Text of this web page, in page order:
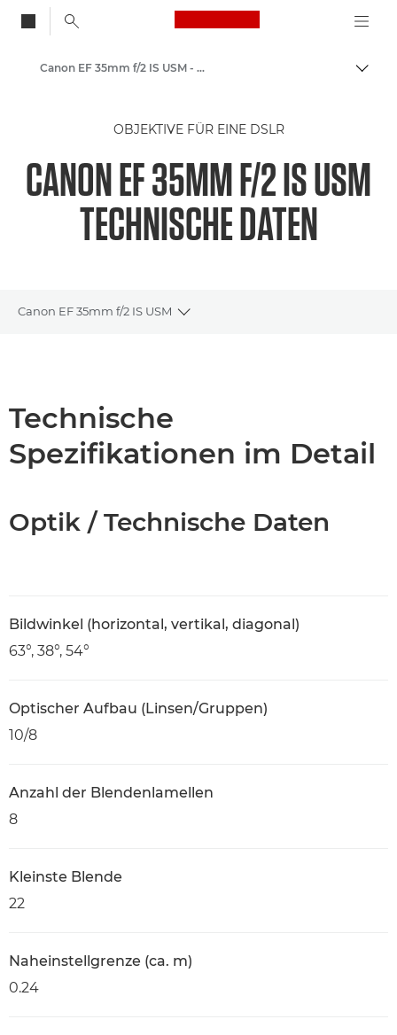
Canon Logo, back
Auf
Canon Kameraobjektive
Canon EF 35mm f/2 IS USM - Objektive – Kamera- & Foto-Objektive
OBJEKTIVE FÜR EINE DSLR
CANON EF 35MM F/2 IS USM
TECHNISCHE DATEN
Canon EF 35mm f/2 IS USM
Toggle breadcrumbs
Technische
Spezifikationen im Detail
Optik / Technische Daten
Bildwinkel (horizontal, vertikal, diagonal)
63°, 38°, 54°
Optischer Aufbau (Linsen/Gruppen)
10/8
Anzahl der Blendenlamellen
8
Kleinste Blende
22
Naheinstellgrenze (ca. m)
0.24